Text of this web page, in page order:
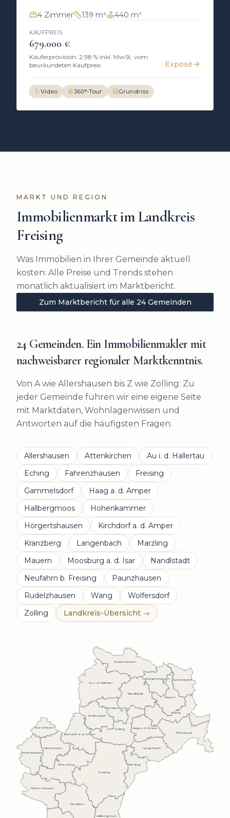
4 Zimmer 139 m² 440 m²
KAUFPREIS
679.000 €
Käuferprovision: 2,98 % inkl. MwSt. vom
beurkundeten Kaufpreis
Exposé
Video 360°-Tour Grundriss
MARKT UND REGION
Immobilienmarkt im Landkreis
Freising
Was Immobilien in Ihrer Gemeinde aktuell
kosten: Alle Preise und Trends stehen
monatlich aktualisiert im Marktbericht.
Zum Marktbericht für alle 24 Gemeinden
24 Gemeinden. Ein Immobilienmakler mit
nachweisbarer regionaler Marktkenntnis.
Von A wie Allershausen bis Z wie Zolling: Zu
jeder Gemeinde führen wir eine eigene Seite
mit Marktdaten, Wohnlagenwissen und
Antworten auf die häufigsten Fragen.
Allershausen Attenkirchen
Au i. d. Hallertau
Eching
Fahrenzhausen
Freising
Gammelsdorf
Haag a. d. Amper
Hallbergmoos
Hohenkammer
Hörgertshausen
Kirchdorf a. d. Amper
Kranzberg
Langenbach
Marzling
Mauern
Moosburg a. d. Isar
Nandlstadt
Neufahrn b. Freising
Paunzhausen
Rudelzhausen
Wang
Wolfersdorf
Zolling
Landkreis-Übersicht →
Allershausen
Attenkirchen
Au i. d. Hallertau
Fahrenzhausen
Freising
Gammelsdorf
Haag a. d. Amper
Hallbergmoos
Hohenkammer
Hörgertshausen
Kirchdorf a. d. Amper
Kranzberg
Langenbach
Marzling
Mauern
Moosburg
Nandlstadt
Neufahrn
Paunzhausen
Rudelzhausen
Wang
Wolfersdorf
Zolling